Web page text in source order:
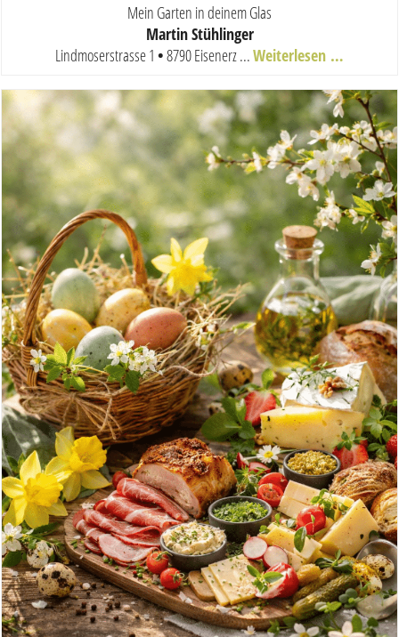
Mein Garten in deinem Glas
Martin Stühlinger
Lindmoserstrasse 1 •8790 Eisenerz ...Weiterlesen …